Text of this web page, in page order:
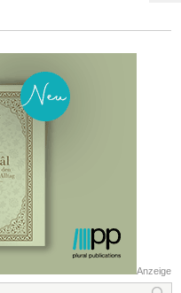
Anzeige